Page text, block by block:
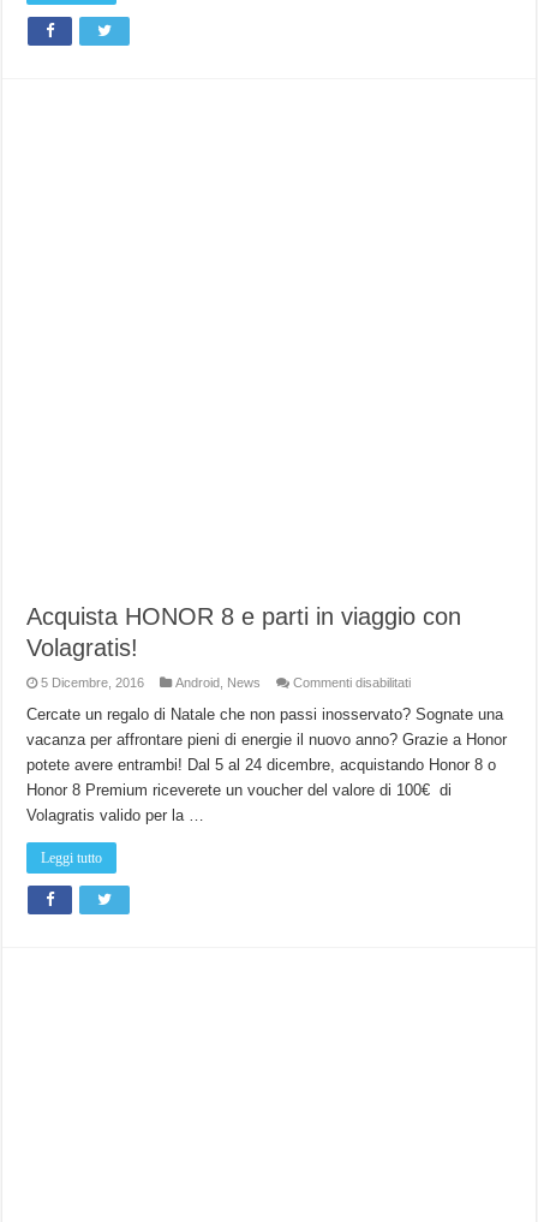
Acquista HONOR 8 e parti in viaggio con
Volagratis!
5 Dicembre, 2016 Android News Commenti disabilitatisu
HONOR
8
e
in
viaggio
con
Cercate un regalo di Natale che non passi inosservato? Sognate una
vacanza per affrontare pieni di energie il nuovo anno? Grazie a Honor
potete avere entrambi! Dal 5 al 24 dicembre, acquistando Honor 8 o
Honor 8 Premium riceverete un voucher del valore di 100€ di
Volagratis valido per la …
Leggi tutto